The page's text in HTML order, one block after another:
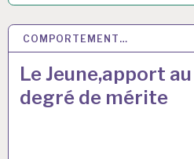
COMPORTEMENT…
Le Jeune,apport
degré de mérite
8 MAI 2019